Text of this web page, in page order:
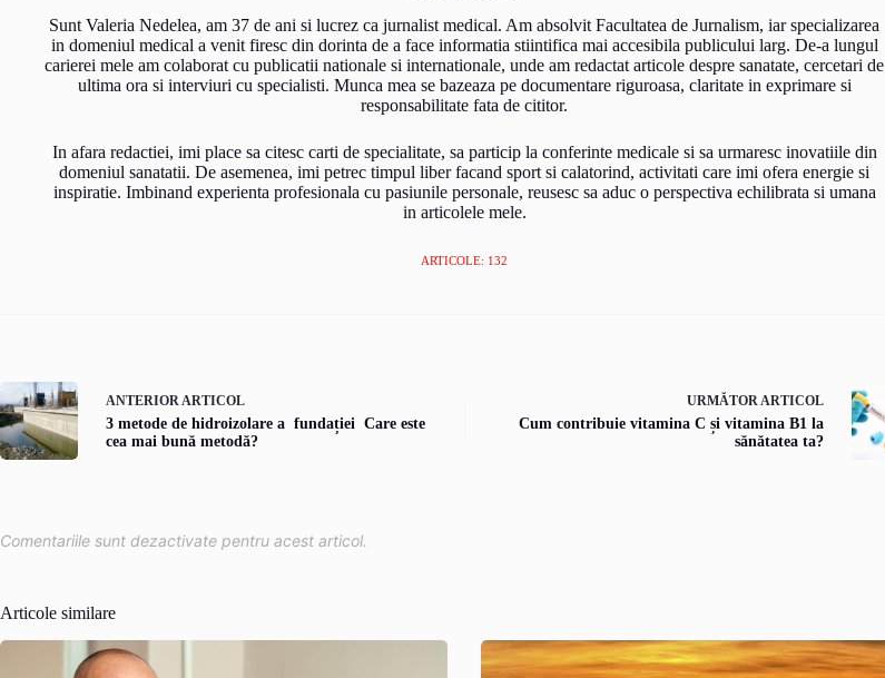
Sunt Valeria Nedelea, am 37 de ani si lucrez ca jurnalist medical. Am absolvit Facultatea de Jurnalism, iar specializarea
in domeniul medical a venit firesc din dorinta de a face informatia stiintifica mai accesibila publicului larg. De-a lungul
carierei mele am colaborat cu publicatii nationale si internationale, unde am redactat articole despre sanatate, cercetari de
ultima ora si interviuri cu specialisti. Munca mea se bazeaza pe documentare riguroasa, claritate in exprimare si
responsabilitate fata de cititor.
In afara redactiei, imi place sa citesc carti de specialitate, sa particip la conferinte medicale si sa urmaresc inovatiile din
domeniul sanatatii. De asemenea, imi petrec timpul liber facand sport si calatorind, activitati care imi ofera energie si
inspiratie. Imbinand experienta profesionala cu pasiunile personale, reusesc sa aduc o perspectiva echilibrata si umana
in articolele mele.
ARTICOLE: 132
ANTERIORARTICOL
3 metode de hidroizolare a fundației Care este
cea mai bună metodă?
URMĂTORARTICOL
Cum contribuie vitamina C și vitamina B1 la
sănătatea ta?
Comentariile sunt dezactivate pentru acest articol.
Articole similare